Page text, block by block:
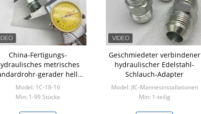
China-Fertigungs-
metrisches
gerader heller
Vakuumschlauch-Adapter
Model: 1C-18-16
Min: 1-99 Stücke
Geschmiedeter verbindener
hydraulischer Edelstahl-
Schlauch-Adapter
Model: JIC-Mannesinstallationen
Min: 1-teilig